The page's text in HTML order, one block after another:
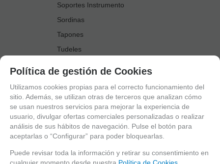
Soportes Instrumento
Sordinas
Tapones
Tudeles
Accesorios Saxo Tenor
Abrazaderas
Anillo Fonico Saxo Tenor
Atriles Marcha
Boquillas
Boquilleros
Política de gestión de Cookies
Utilizamos cookies propias para el correcto funcionamiento del
sitio. Además, se utilizan otras de terceros que analizan cómo
se usan nuestros servicios para mejorar la experiencia de
usuario, divulgar ofertas comerciales personalizadas o realizar
análisis de sus hábitos de navegación. Pulse el botón para
aceptarlas o “Configurar” para poder bloquearlas.
Puede revisar toda la información y retirar su consentimiento en